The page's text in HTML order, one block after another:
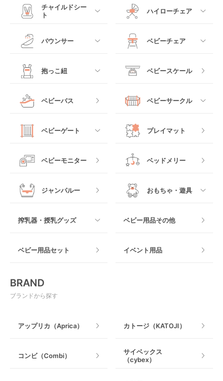
すべて
レギュラーサイズベビ
ベッドインベッド
クーファン
マットレス・布団
ベビーベッドその他
すべて
ベビーカーその他
チャイルドシー
ト
すべて
ジュニアシート
チャイルドシートその
他
ハイローチェア
すべて
バウンサー
すべて
ロッキングタイプ
ベビーチェア
すべて
テーブルチェア
抱っこ紐
すべて
ヒップシート
抱っこ紐その他
ベビースケール
ベビーバス ベビーサークル
すべて
木製
マット製
ベビーゲート
すべて
プレイマット
ベビーモニター ベッドメリー
ジャンパルー おもちゃ・遊具
室内遊具
搾乳器・授乳グッズ
授乳グッズ・ママ用品
ベビー用品その他
ベビー用品セット イベント用品
BRAND
ブランドから探す
アップリカ（Aprica） カトージ（KATOJI）
コンビ（Combi）
サイベックス
（cybex）